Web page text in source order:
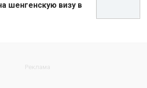
шенгенскую визу в